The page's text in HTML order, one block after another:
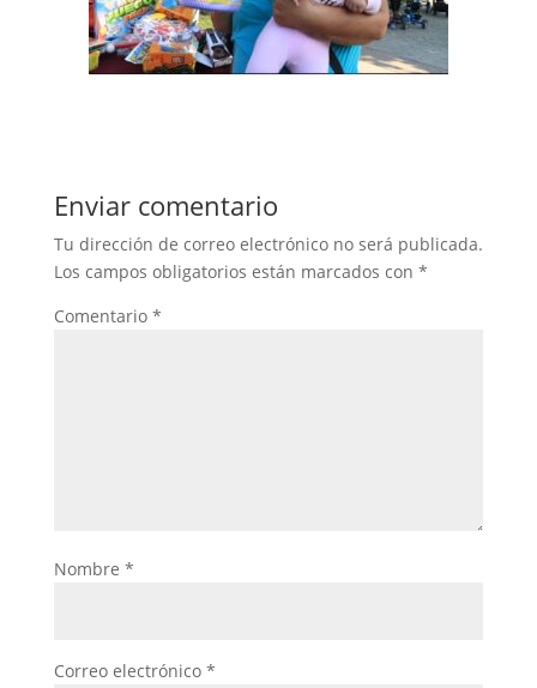
Enviar comentario
Tu dirección de correo electrónico no será publicada.
Los campos obligatorios están marcados con *
Comentario *
Nombre *
Correo electrónico *